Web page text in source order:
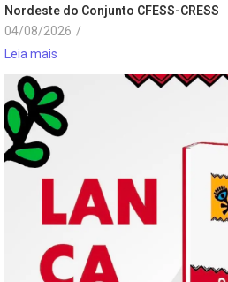
Nordeste do Conjunto CFESS-CRESS
04/08/2026 /
Leia mais